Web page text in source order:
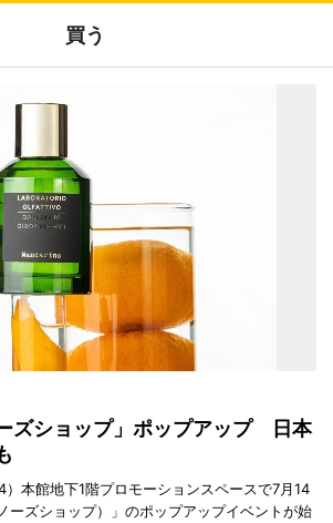
買う
ズショップ」ポップアップ 日本
本館地下1階プロモーションスペースで7月14
ーズショップ）」のポップアップイベントが始